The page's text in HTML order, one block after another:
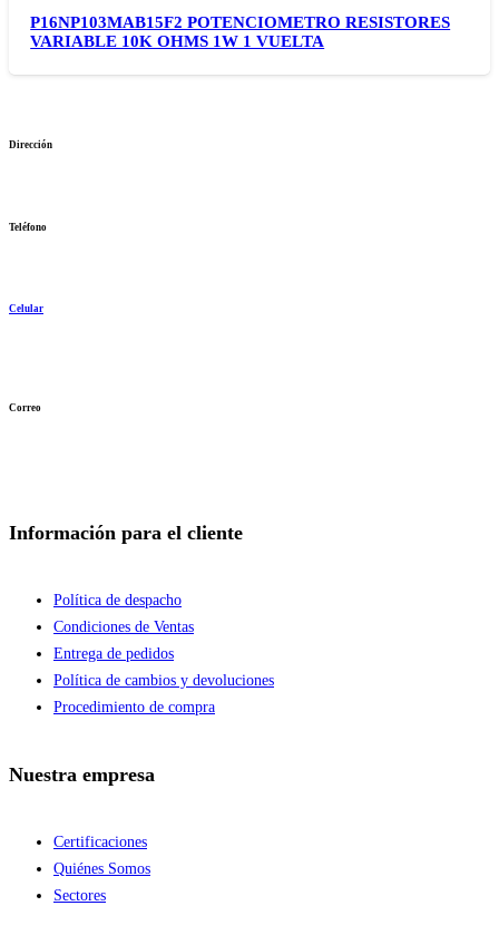
P16NP103MAB15F2 POTENCIOMETRO RESISTORES
VARIABLE 10K OHMS 1W 1 VUELTA
Dirección
Teléfono
Celular
Correo
Información para el cliente
Política de despacho
Condiciones de Ventas
Entrega de pedidos
Política de cambios y devoluciones
Procedimiento de compra
Nuestra empresa
Certificaciones
Quiénes Somos
Sectores